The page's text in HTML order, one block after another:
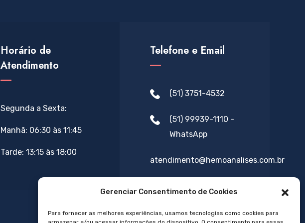
Gerenciar Consentimento de Cookies
Para fornecer as melhores experiências, usamos tecnologias como cookies para
Horário de
Atendimento
Segunda a Sexta:
Manhã: 06:30 às 11:45
Tarde: 13:15 às 18:00
Telefone e Email
(51) 3751-4532
(51) 99939-1110 -
WhatsApp
atendimento@hemoanalises.com.br